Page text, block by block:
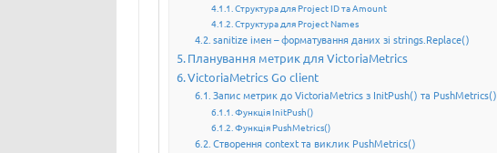
Структура для Project ID та Amount
Структура для Project Names
sanitize імен – форматування даних зі strings.Replace()
Планування метрик для VictoriaMetrics
VictoriaMetrics Go client
Запис метрик до VictoriaMetrics з InitPush() та PushMetrics()
Функція InitPush()
Функція PushMetrics()
Створення context та виклик PushMetrics()